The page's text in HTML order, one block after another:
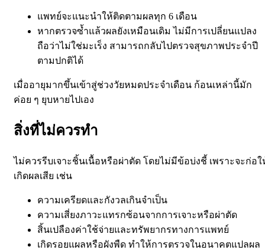
แพทย์จะแนะนำให้ติดตามผลทุก 6 เดือน
หากตรวจซ้ำแล้วผลยังเหมือนเดิม ไม่มีการเปลี่ยนแปลง
ถือว่าไม่ใช่มะเร็ง สามารถกลับไปตรวจสุขภาพประจำปี
ตามปกติได้
เมื่ออายุมากขึ้นเข้าสู่ช่วงวัยหมดประจำเดือน ก้อนเหล่านี้มัก
ค่อย ๆ ยุบหายไปเอง
สิ่งที่ไม่ควรทำ
ไม่ควรรีบเจาะชิ้นเนื้อหรือผ่าตัด โดยไม่มีข้อบ่งชี้ เพราะจะก่อใ
เกิดผลเสีย เช่น
ความเครียดและกังวลเกินจำเป็น
ความเสี่ยงภาวะแทรกซ้อนจากการเจาะหรือผ่าตัด
สิ้นเปลืองค่าใช้จ่ายและทรัพยากรทางการแพทย์
เกิดรอยแผลหรือผังพืด ทำให้การตรวจในอนาคตแปลผล